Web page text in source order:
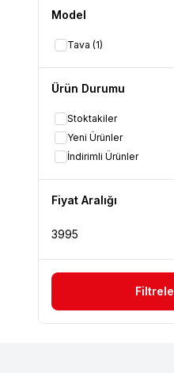
Model
Tava (1)
Ürün Durumu
Stoktakiler
Yeni Ürünler
İndirimli Ürünler
Fiyat Aralığı
Filtrele